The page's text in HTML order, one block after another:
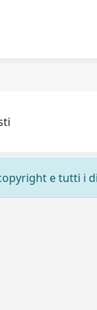
e tutti i